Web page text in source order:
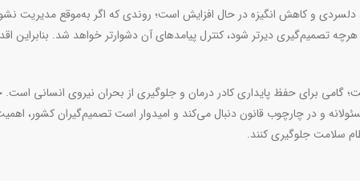
و کاهش انگیزه در حال افزایش است؛ روندی که اگر به‌موقع مدیریت
تصمیم‌گیری دیرتر شود، کنترل پیامدهای آن دشوارتر خواهد شد. بنابراین
گامی برای حفظ پایداری کادر درمان و جلوگیری از بحران نیروی انسانی است.
و در چارچوب قانون دنبال می‌کند و امیدوار است تصمیم‌گیران کشور،
سلامت جلوگیری کنند.